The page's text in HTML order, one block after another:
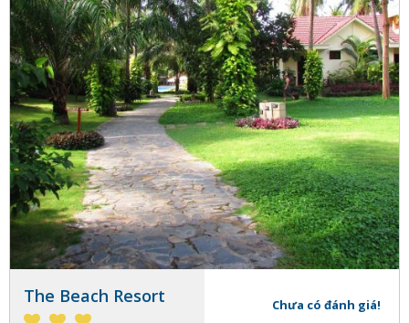
The Beach Resort Chưa có đánh giá!